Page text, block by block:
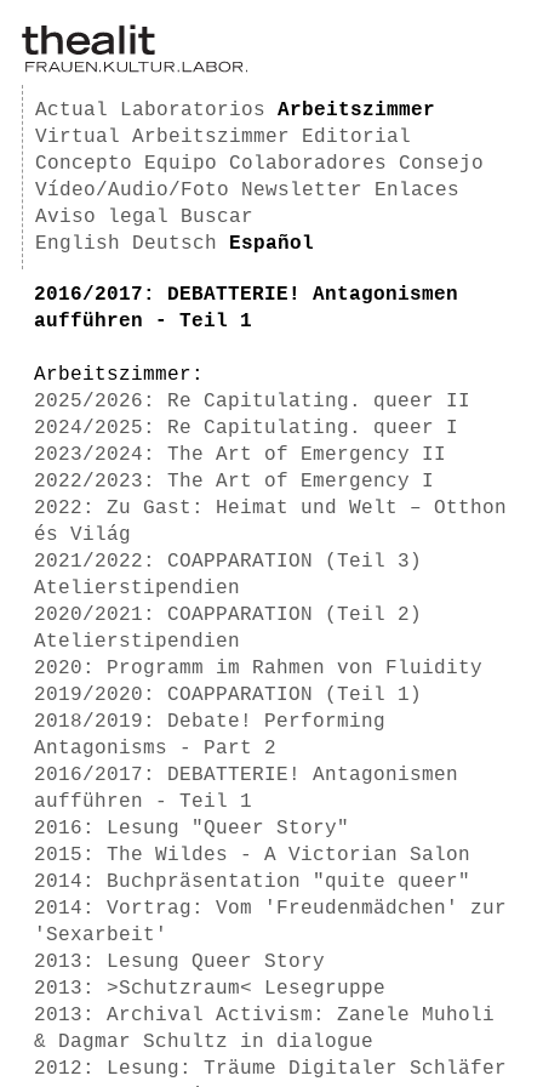
Actual Laboratorios
Arbeitszimmer
Virtual Arbeitszimmer
Editorial
Concepto
Equipo Colaboradores
Consejo
Vídeo/Audio/Foto
Newsletter
Enlaces
Aviso legal
Buscar
English
Deutsch Español
2016/2017: DEBATTERIE! Antagonismen
aufführen - Teil 1
Arbeitszimmer:
2025/2026: Re Capitulating. queer II
2024/2025: Re Capitulating. queer I
2023/2024: The Art of Emergency II
2022/2023: The Art of Emergency I
2022: Zu Gast: Heimat und Welt – Otthon
és Világ
2021/2022: COAPPARATION (Teil 3)
Atelierstipendien
2020/2021: COAPPARATION (Teil 2)
Atelierstipendien
2020: Programm im Rahmen von Fluidity
2019/2020: COAPPARATION (Teil 1)
2018/2019: Debate! Performing
Antagonisms - Part 2
2016/2017: DEBATTERIE! Antagonismen
aufführen - Teil 1
2016: Lesung "Queer Story"
2015: The Wildes - A Victorian Salon
2014: Buchpräsentation "quite queer"
2014: Vortrag: Vom 'Freudenmädchen' zur
'Sexarbeit'
2013: Lesung Queer Story
2013: >Schutzraum< Lesegruppe
2013: Archival Activism: Zanele Muholi
& Dagmar Schultz in dialogue
2012: Lesung: Träume Digitaler Schläfer